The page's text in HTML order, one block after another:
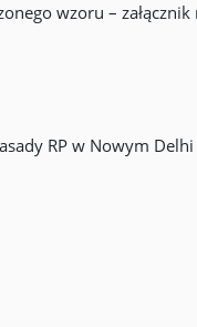
wzoru – załącznik
RP w Nowym Delhi